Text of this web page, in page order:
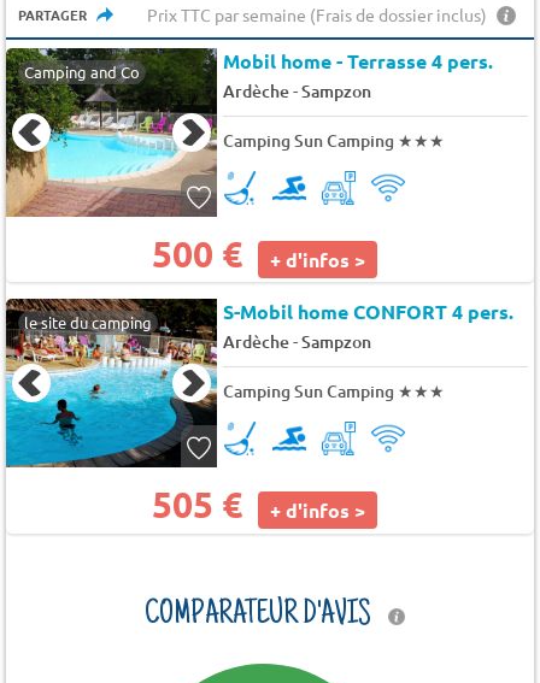
PARTAGER Prix TTC par semaine (Frais de dossier inclus)
Camping and Co Mobil home - Terrasse 4 pers.
Ardèche-Sampzon
Camping Sun Camping ★★★
500 € + d'infos >
le site du camping S-Mobil home CONFORT 4 pers.
Ardèche-Sampzon
Camping Sun Camping ★★★
505 € + d'infos >
COMPARATEUR D'AVIS